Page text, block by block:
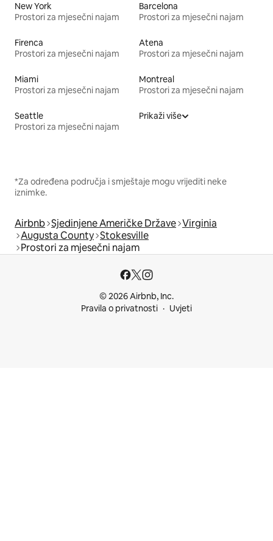
New York
Prostori za mjesečni najam
Barcelona
Prostori za mjesečni najam
Firenca
Prostori za mjesečni najam
Atena
Prostori za mjesečni najam
Miami
Prostori za mjesečni najam
Montreal
Prostori za mjesečni najam
Seattle
Prostori za mjesečni najam
Prikaži više
*Za određena područja i smještaje mogu vrijediti neke
iznimke.
Airbnb Sjedinjene Američke Države Virginia
Augusta County Stokesville
Prostori za mjesečni najam
© 2026 Airbnb, Inc.
Pravila o privatnosti
Uvjeti